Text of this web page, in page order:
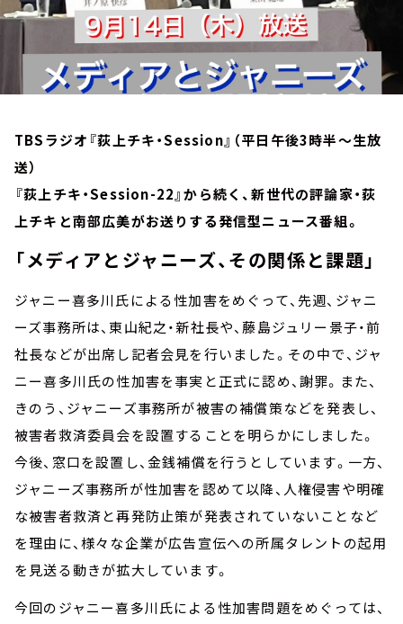
TBSラジオ『荻上チキ・Session』（平日午後3時半～生放
送）
『荻上チキ・Session-22』から続く、新世代の評論家・荻
上チキと南部広美がお送りする発信型ニュース番組。
「メディアとジャニーズ、その関係と課題」
ジャニー喜多川氏による性加害をめぐって、先週、ジャニ
ーズ事務所は、東山紀之・新社長や、藤島ジュリー景子・前
社長などが出席し記者会見を行いました。その中で、ジャ
ニー喜多川氏の性加害を事実と正式に認め、謝罪。また、
きのう、ジャニーズ事務所が被害の補償策などを発表し、
被害者救済委員会を設置することを明らかにしました。
今後、窓口を設置し、金銭補償を行うとしています。一方、
ジャニーズ事務所が性加害を認めて以降、人権侵害や明確
な被害者救済と再発防止策が発表されていないことなど
を理由に、様々な企業が広告宣伝への所属タレントの起用
を見送る動きが拡大しています。
今回のジャニー喜多川氏による性加害問題をめぐっては、